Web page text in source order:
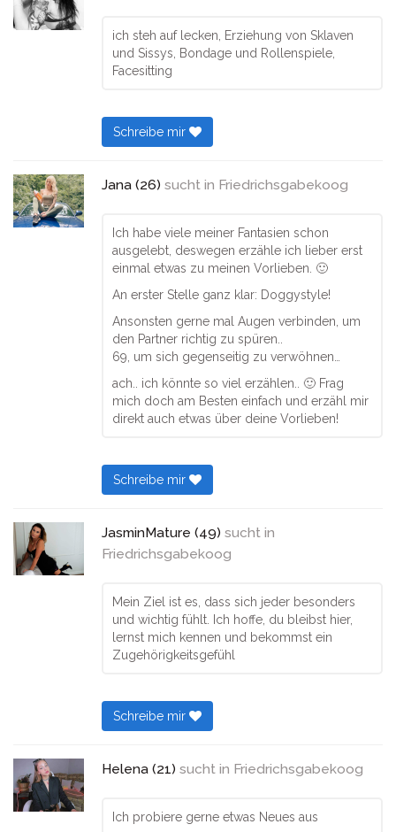
ich steh auf lecken, Erziehung von Sklaven
und Sissys, Bondage und Rollenspiele,
Facesitting
Schreibe mir
Jana (26) sucht in Friedrichsgabekoog
Ich habe viele meiner Fantasien schon
ausgelebt, deswegen erzähle ich lieber erst
einmal etwas zu meinen Vorlieben. 🙂
An erster Stelle ganz klar: Doggystyle!
Ansonsten gerne mal Augen verbinden, um
den Partner richtig zu spüren..
69, um sich gegenseitig zu verwöhnen…
ach.. ich könnte so viel erzählen.. 🙂 Frag
mich doch am Besten einfach und erzähl mir
direkt auch etwas über deine Vorlieben!
Schreibe mir
JasminMature (49) sucht in
Friedrichsgabekoog
Mein Ziel ist es, dass sich jeder besonders
und wichtig fühlt. Ich hoffe, du bleibst hier,
lernst mich kennen und bekommst ein
Zugehörigkeitsgefühl
Schreibe mir
Helena (21) sucht in Friedrichsgabekoog
Ich probiere gerne etwas Neues aus